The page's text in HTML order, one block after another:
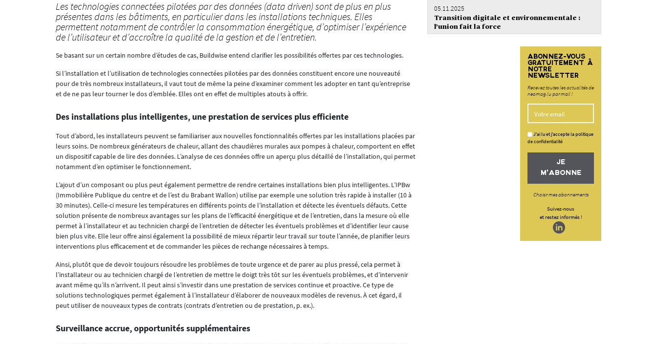
Les technologies connectées pilotées par des données (data driven) sont de plus en plus
présentes dans les bâtiments, en particulier dans les installations techniques. Elles
permettent notamment de contrôler la consommation énergétique, d’optimiser l’expérience
de l’utilisateur et d’accroître la qualité de la gestion et de l’entretien.
Se basant sur un certain nombre d’études de cas, Buildwise entend clarifier les possibilités offertes par ces technologies.
Si l’installation et l’utilisation de technologies connectées pilotées par des données constituent encore une nouveauté
pour de très nombreux installateurs, il vaut tout de même la peine d’examiner comment les adopter en tant qu’entreprise
et de ne pas leur tourner le dos d’emblée. Elles ont en effet de multiples atouts à offrir.
Des installations plus intelligentes, une prestation de services plus efficiente
Tout d’abord, les installateurs peuvent se familiariser aux nouvelles fonctionnalités offertes par les installations placées par
leurs soins. De nombreux générateurs de chaleur, allant des chaudières murales aux pompes à chaleur, comportent en effet
un dispositif capable de lire des données. L’analyse de ces données offre un aperçu plus détaillé de l’installation, qui permet
notamment d’en optimiser le fonctionnement.
L’ajout d’un composant ou plus peut également permettre de rendre certaines installations bien plus intelligentes. L’IPBw
(Immobilière Publique du centre et de l’est du Brabant Wallon) utilise par exemple une solution très rapide à installer (10 à
30 minutes). Celle-ci mesure les températures en différents points de l’installation et détecte les éventuels défauts. Cette
solution présente de nombreux avantages sur les plans de l’efficacité énergétique et de l’entretien, dans la mesure où elle
permet à l’installateur et au technicien chargé de l’entretien de détecter les éventuels problèmes et d’identifier leur cause
bien plus vite. Elle leur offre ainsi également la possibilité de mieux répartir leur travail sur toute l’année, de planifier leurs
interventions plus efficacement et de commander les pièces de rechange nécessaires à temps.
Ainsi, plutôt que de devoir toujours résoudre les problèmes de toute urgence et de parer au plus pressé, cela permet à
l’installateur ou au technicien chargé de l’entretien de mettre le doigt très tôt sur les éventuels problèmes, et d’intervenir
avant même qu’ils n’arrivent. Il peut ainsi s’investir dans une prestation de services continue et proactive. Ce type de
solutions technologiques permet également à l’installateur d’élaborer de nouveaux modèles de revenus. À cet égard, il
peut utiliser de nouveaux types de contrats (contrats d’entretien ou de prestation, p. ex.).
Surveillance accrue, opportunités supplémentaires
05.11.2025
Transition digitale et environnementale :
l’union fait la force
ABONNEZ-VOUS
GRATUITEMENT À
NOTRE
NEWSLETTER
Recevez toutes les actualités de
neomag.lu par mail !
J'ai lu et j'accepte la politique
de confidentialité
JE
M'ABONNE
Choisir mes abonnements
Suivez-nous
et restez informés !